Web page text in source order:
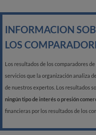
INFORMACION
LOS
Los resultados de los comparadores
servicios que la organización analiza
de nuestros expertos. Los resultados
ningún tipo de interés o presión
financieras por los resultados de los